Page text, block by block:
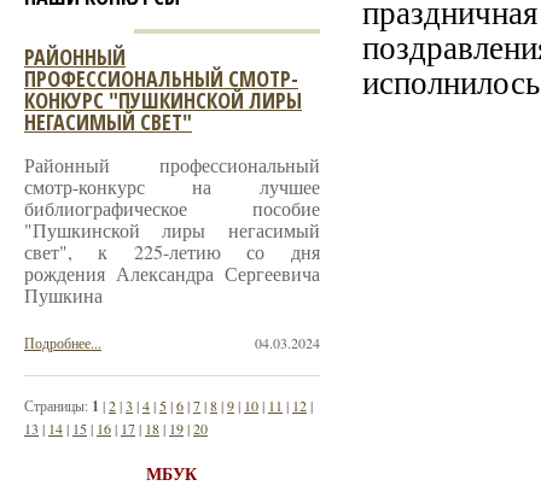
РАЙОННЫЙ
ПРОФЕССИОНАЛЬНЫЙ СМОТР-
КОНКУРС "ПУШКИНСКОЙ ЛИРЫ
НЕГАСИМЫЙ СВЕТ"
Районный профессиональный
смотр-конкурс на лучшее
библиографическое пособие
"Пушкинской лиры негасимый
свет", к 225-летию со дня
рождения Александра Сергеевича
Пушкина
04.03.2024
Подробнее...
Страницы: 1 |2|3 |4| 5|6|7|8|9| 10| 11 | 12|
13 | 14| 15| 16| 17| 18| 19|20
МБУК